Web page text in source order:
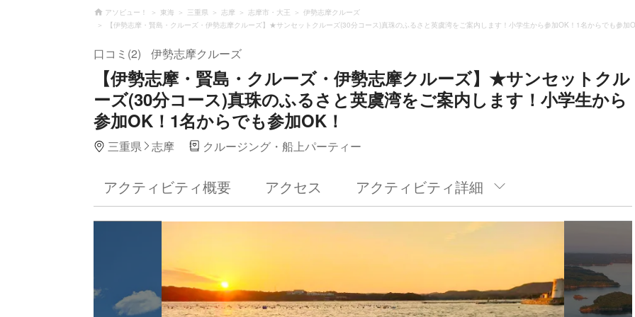
アソビュー！ 東海 三重県 志摩 志摩市・大王
伊勢志摩クルーズ
【伊勢志摩・賢島・クルーズ・伊勢志摩クルーズ】★サンセットクルーズ(30分コース)真珠のふるさと英虞湾をご案内します！小学生から参加OK！1名からでも参加
口コミ(2) 伊勢志摩クルーズ
【伊勢志摩・賢島・クルーズ・伊勢志摩クルーズ】★サンセットクル
ーズ(30分コース)真珠のふるさと英虞湾をご案内します！小学生から
参加OK！1名からでも参加OK！
三重県 志摩 クルージング・船上パーティー
アクティビティ概要 アクセス アクティビティ詳細